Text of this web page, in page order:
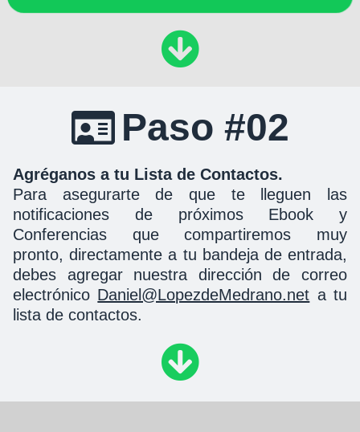
Paso #02
Agréganos a tu Lista de Contactos.
Para asegurarte de que te lleguen las
notificaciones de próximos Ebook y
Conferencias que compartiremos muy
pronto, directamente a tu bandeja de entrada,
debes agregar nuestra dirección de correo
electrónico Daniel@LopezdeMedrano.net a tu
lista de contactos.